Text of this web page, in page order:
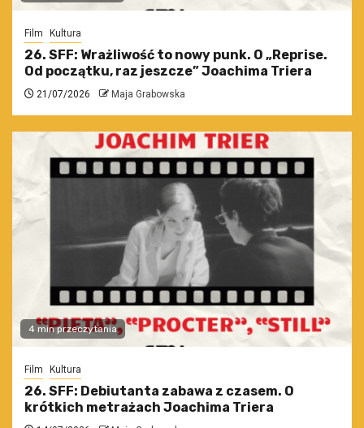
Film Kultura
26. SFF: Wrażliwość to nowy punk. O „Reprise.
Od początku, raz jeszcze” Joachima Triera
21/07/2026 Maja Grabowska
4 min przeczytania
Film Kultura
26. SFF: Debiutanta zabawa z czasem. O
krótkich metrażach Joachima Triera